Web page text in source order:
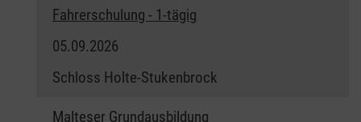
Fahrerschulung - 1-tägig
05.09.2026
Schloss Holte-Stukenbrock
Malteser Grundausbildung